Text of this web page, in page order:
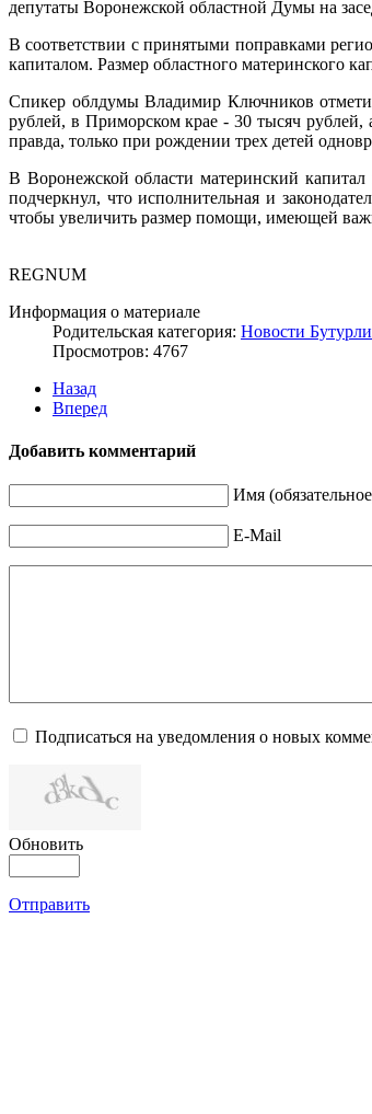
депутаты Воронежской областной Думы на
В соответствии с принятыми поправками
капиталом. Размер областного материнского
Спикер облдумы Владимир Ключников
рублей, в Приморском крае - 30 тысяч рублей,
правда, только при рождении трех детей
В Воронежской области материнский
подчеркнул, что исполнительная и
чтобы увеличить размер помощи, имеющей
REGNUM
Информация о материале
Родительская категория: Новости
Просмотров: 4767
Назад
Вперед
Добавить комментарий
Имя
E-Mail
Подписаться на уведомления о новых
Обновить
Отправить